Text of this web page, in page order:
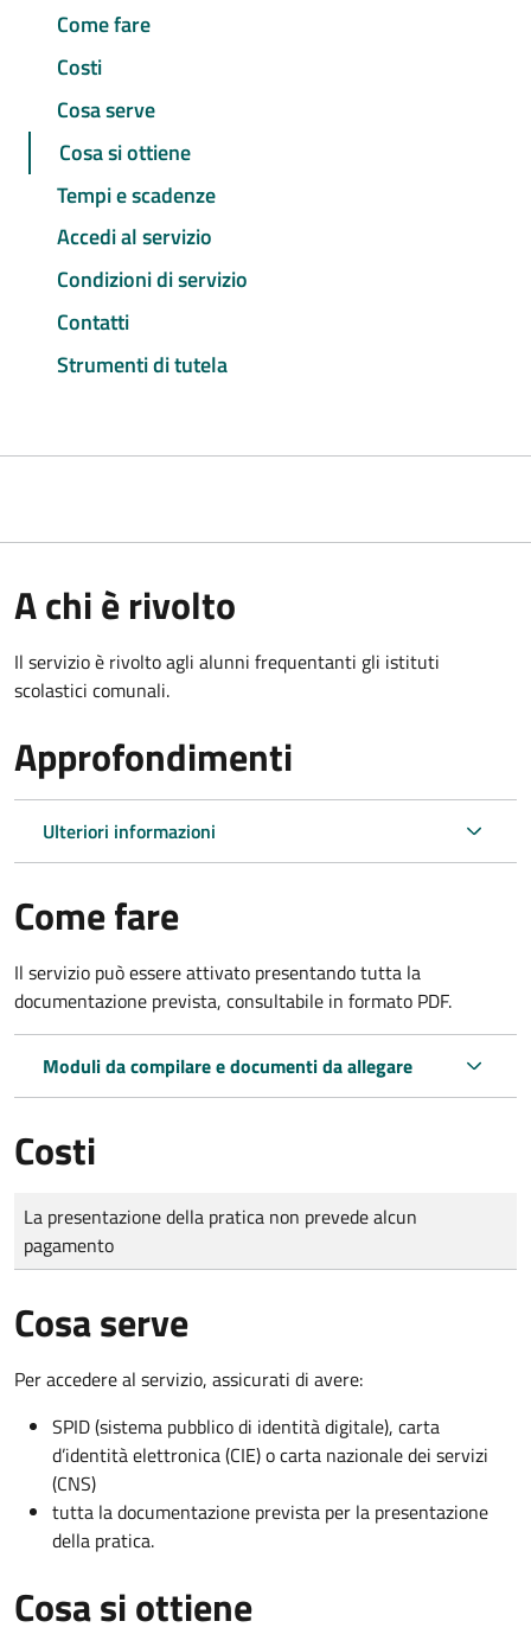
Come fare
Costi
Cosa serve
Cosa si ottiene
Tempi e scadenze
Accedi al servizio
Condizioni di servizio
Contatti
Strumenti di tutela
A chi è rivolto
Il servizio è rivolto agli alunni frequentanti gli istituti
scolastici comunali.
Approfondimenti
Ulteriori informazioni
Come fare
Il servizio può essere attivato presentando tutta la
documentazione prevista, consultabile in formato PDF.
Moduli da compilare e documenti da allegare
Costi
Tipo di pagamento
Importo
La presentazione della pratica non prevede alcun
pagamento
Cosa serve
Per accedere al servizio, assicurati di avere:
SPID (sistema pubblico di identità digitale), carta
d’identità elettronica (CIE) o carta nazionale dei servizi
(CNS)
tutta la documentazione prevista per la presentazione
della pratica.
Cosa si ottiene